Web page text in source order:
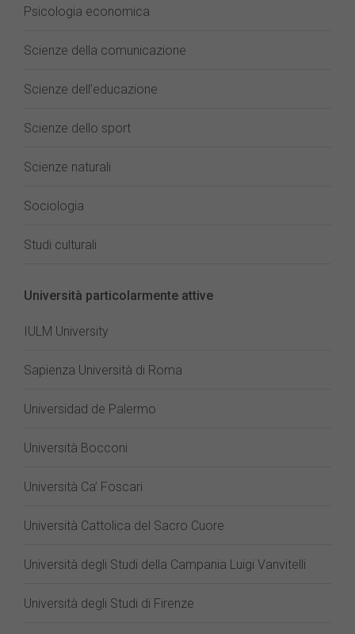
Psicologia economica
Scienze della comunicazione
Scienze dell’educazione
Scienze dello sport
Scienze naturali
Sociologia
Studi culturali
Università particolarmente attive
IULM University
Sapienza Università di Roma
Universidad de Palermo
Università Bocconi
Università Ca’ Foscari
Università Cattolica del Sacro Cuore
Università degli Studi della Campania Luigi Vanvitelli
Università degli Studi di Firenze